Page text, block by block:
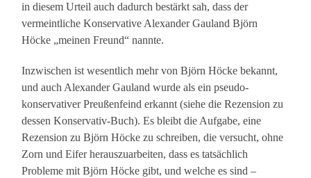
in diesem Urteil auch dadurch bestärkt sah, dass der
vermeintliche Konservative Alexander Gauland Björn
Höcke „meinen Freund“ nannte.
Inzwischen ist wesentlich mehr von Björn Höcke bekannt,
und auch Alexander Gauland wurde als ein pseudo-
konservativer Preußenfeind erkannt (siehe die Rezension zu
dessen Konservativ-Buch). Es bleibt die Aufgabe, eine
Rezension zu Björn Höcke zu schreiben, die versucht, ohne
Zorn und Eifer herauszuarbeiten, dass es tatsächlich
Probleme mit Björn Höcke gibt, und welche es sind –